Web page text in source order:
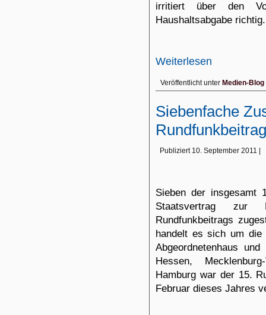
irritiert über den
Haushaltsabgabe richtig.
Weiterlesen
Veröffentlicht unter Medien-Blog
Siebenfache
Publiziert 10. September 2011
Sieben der insgesamt
Staatsvertrag zur
Rundfunkbeitrags
handelt es sich um die
Abgeordnetenhaus
Hessen,
Hamburg war der 15.
Februar dieses Jahres